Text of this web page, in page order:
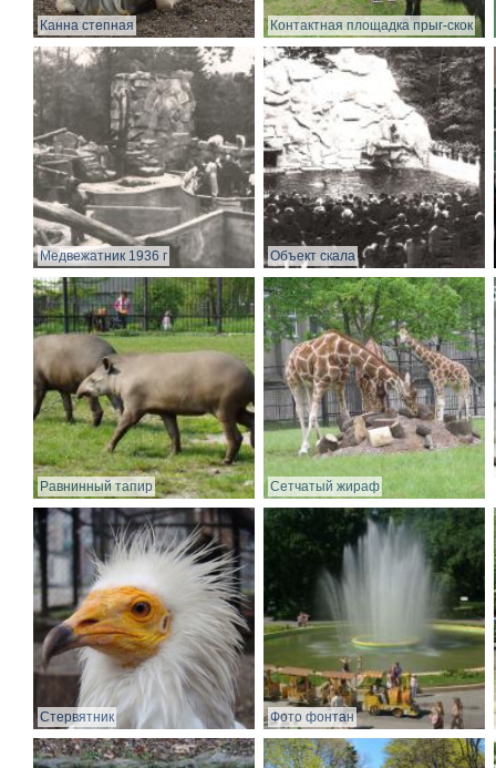
Канна степная Контактная площадка прыг-скок
Медвежатник 1936 г Объект скала
Равнинный тапир Сетчатый жираф
Стервятник Фото фонтан